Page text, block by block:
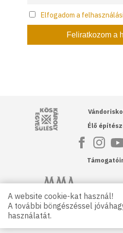
Elfogadom a
Kós Károly Egyesülés
Élő
Magyar Művészeti
Petőfi Kulturális Ügynökség
A website cookie-kat használ!
A további böngészéssel
használatát.